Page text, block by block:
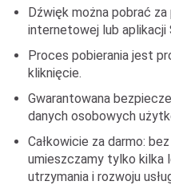
Dźwięk można pobrać
internetowej lub aplikacji
Proces pobierania jest
kliknięcie.
Gwarantowana
danych osobowych
Całkowicie za darmo:
umieszczamy tylko kilka
utrzymania i rozwoju